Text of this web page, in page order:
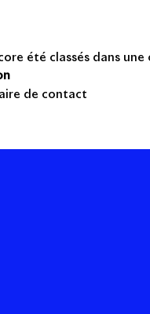
été classés dans
de contact